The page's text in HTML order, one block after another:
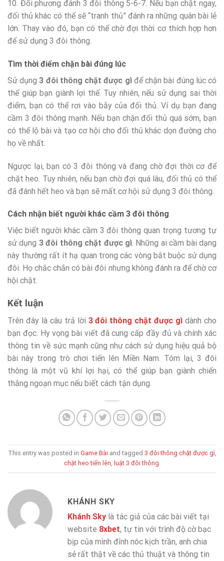
10. Đối phương đánh 3 đôi thông 5-6-7. Nếu bạn chặt ngay,
đối thủ khác có thể sẽ “tranh thủ” đánh ra những quân bài lẻ
lớn. Thay vào đó, bạn có thể chờ đợi thời cơ thích hợp hơn
để sử dụng 3 đôi thông.
Tìm thời điểm chặn bài đúng lúc
Sử dụng3 đôi thông chặt được gì để chặn bài đúng lúc có
thể giúp bạn giành lợi thế. Tuy nhiên, nếu sử dụng sai thời
điểm, bạn có thể rơi vào bẫy của đối thủ. Ví dụ bạn đang
cầm 3 đôi thông mạnh. Nếu bạn chặn đối thủ quá sớm, bạn
có thể lộ bài và tạo cơ hội cho đối thủ khác dọn đường cho
họ về nhất.
Ngược lại, bạn có 3 đôi thông và đang chờ đợi thời cơ để
chặt heo. Tuy nhiên, nếu bạn chờ đợi quá lâu, đối thủ có thể
đã đánh hết heo và bạn sẽ mất cơ hội sử dụng 3 đôi thông.
Cách nhận biết người khác cầm 3 đôi thông
Việc biết người khác cầm 3 đôi thông quan trọng tương tự
sử dụng 3 đôi thông chặt được gì. Những ai cầm bài dạng
này thường rất ít hạ quan trong các vòng bắt buộc sử dụng
đôi. Họ chắc chắn có bài đôi nhưng không đánh ra để chờ cơ
hội chặt.
Kết luận
Trên đây là câu trả lời 3 đôi thông chặt được gì dành cho
bạn đọc. Hy vọng bài viết đã cung cấp đầy đủ và chính xác
thông tin về sức mạnh cũng như cách sử dụng hiệu quả bộ
bài này trong trò chơi tiến lên Miền Nam. Tóm lại, 3 đôi
thông là một vũ khí lợi hại, có thể giúp bạn giành chiến
thắng ngoạn mục nếu biết cách tận dụng.
This entry was posted in Game Bài and tagged 3 đôi thông chặt được gì,
chặt heo tiến lên, luật 3 đôi thông.
KHÁNH SKY
Khánh Sky là tác giả của các bài viết tại
website 8xbet, tự tin với trình độ cờ bạc
bịp của mình đỉnh nóc kịch trần, anh chia
sẻ rất thật về các thủ thuật và thông tin